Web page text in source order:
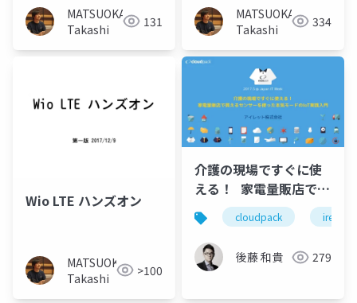
MATSUOKA
Takashi
131
MATSUOKA
Takashi
334
Wio LTE ハンズオン
MATSUOKA
Takashi
>100
介護の現場ですぐに使
える！ 家電量販店で買
えるセンサーを使った
本気モードのIoT実践入
門
cloudpack iret
後藤 和貴 279